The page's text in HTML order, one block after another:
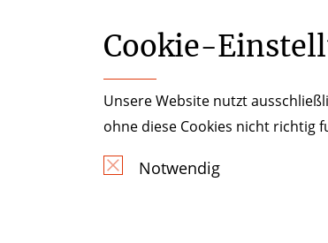
Cookie-­
Unsere Website nutzt
ohne diese Cookies nicht richtig
Notwendig